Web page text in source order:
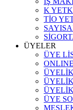
K
TİO
ÜYELER
ÜYE
ÜYE